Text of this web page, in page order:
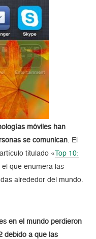
móviles han
se comunican . El
titulado «Top 10:
el que enumera las
alrededor del mundo.
en el mundo perdieron
debido a que las